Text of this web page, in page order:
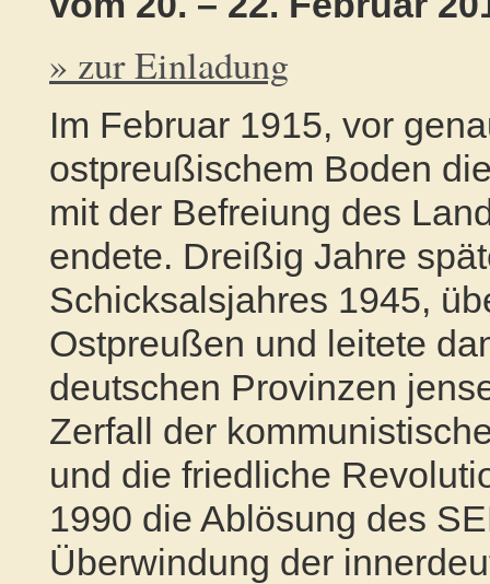
» zur Einladung
Im Februar 1915, vor
ostpreußischem Boden
mit der Befreiung des
endete. Dreißig Jahre
Schicksalsjahres 1945,
Ostpreußen und leitete
deutschen Provinzen
Zerfall der
und die friedliche
1990 die Ablösung des
Überwindung der